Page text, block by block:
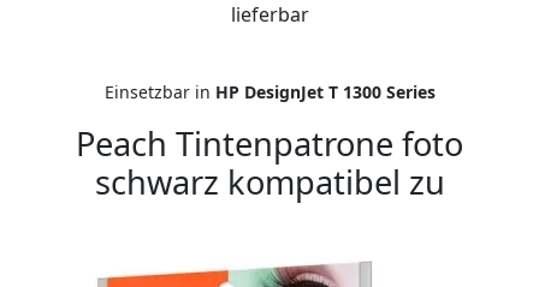
lieferbar
Einsetzbar in HP DesignJet T 1300 Series
Peach Tintenpatrone foto
schwarz kompatibel zu